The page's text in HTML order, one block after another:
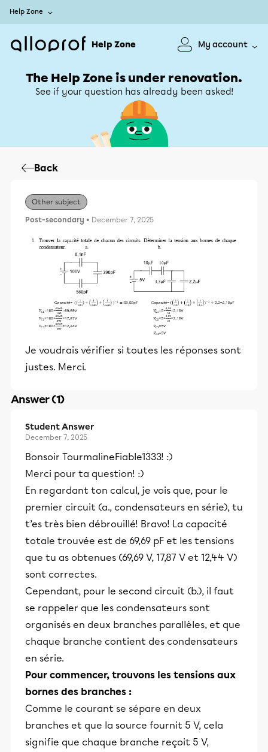
Help Zone
Help Zone My account
The Help Zone is under renovation.
See if your question has already been asked!
Back
Other subject
Post-secondary • December 7, 2025
Je voudrais vérifier si toutes les réponses sont
justes. Merci.
Answer (1)
Student Answer
December 7, 2025
Bonsoir TourmalineFiable1333! :)
Merci pour ta question! :)
En regardant ton calcul, je vois que, pour le
premier circuit (a., condensateurs en série), tu
t’es très bien débrouillé! Bravo! La capacité
totale trouvée est de 69,69 pF et les tensions
que tu as obtenues (69,69 V, 17,87 V et 12,44 V)
sont correctes.
Cependant, pour le second circuit (b.), il faut
se rappeler que les condensateurs sont
organisés en deux branches parallèles, et que
chaque branche contient des condensateurs
en série.
Pour commencer, trouvons les tensions aux
bornes des branches :
Comme le courant se sépare en deux
branches et que la source fournit 5 V, cela
signifie que chaque branche reçoit 5 V,